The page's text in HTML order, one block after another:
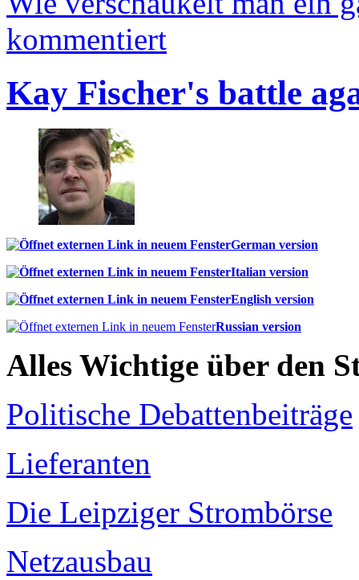
kommentiert
Kay Fischer's battle
German version
Italian version
English version
Russian version
Alles Wichtige über den
Politische Debattenbeiträge
Lieferanten
Die Leipziger Strombörse
Netzausbau